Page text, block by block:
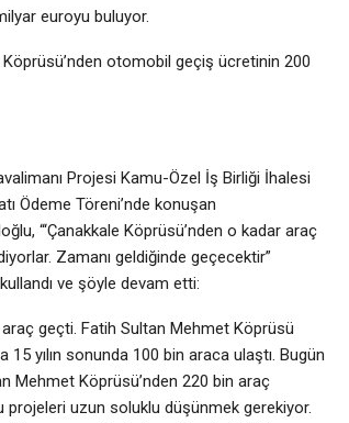
euroyu buluyor.
Köprüsü’nden otomobil geçiş ücretinin 200
Projesi Kamu-Özel İş Birliği İhalesi
Ödeme Töreni’nde konuşan
“‘Çanakkale Köprüsü’nden o kadar araç
Zamanı geldiğinde geçecektir”
ve şöyle devam etti:
araç geçti. Fatih Sultan Mehmet Köprüsü
15 yılın sonunda 100 bin araca ulaştı. Bugün
Mehmet Köprüsü’nden 220 bin araç
projeleri uzun soluklu düşünmek gerekiyor.